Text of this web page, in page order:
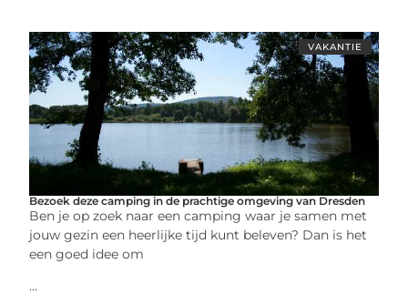
VAKANTIE
Bezoek deze camping in de prachtige omgeving van Dresden
Ben je op zoek naar een camping waar je samen met
jouw gezin een heerlijke tijd kunt beleven? Dan is het
een goed idee om
...